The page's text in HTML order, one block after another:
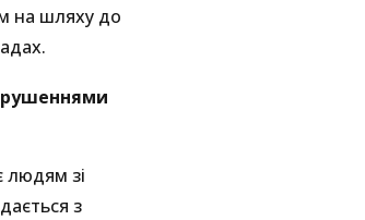
на шляху до
людям зі
з